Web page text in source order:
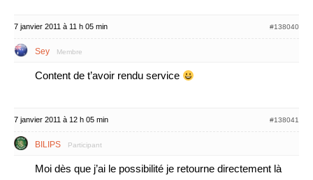
7 janvier 2011 à 11 h 05 min #138040
Sey Membre
Content de t’avoir rendu service
7 janvier 2011 à 12 h 05 min #138041
BILIPS Participant
Moi dès que j’ai le possibilité je retourne directement là